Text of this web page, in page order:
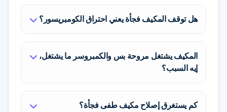
هل توقف المكيف فجأة يعني احتراق الكومبريسور؟
الحالات يكون السبب بسيطاً مثل تلف
الكابستور، أو نزول القاطع الكهربائي، أو
الكومبريسور قطعة قوية ولا تحترق بسهولة
المكيف يشتغل مروحة بس والكمبروسر ما يشتغل،
إيه السبب؟
(المكثف)، أو نقص حاد في الفريون أدى
كم يستغرق إصلاح مكيف طفى فجأة؟